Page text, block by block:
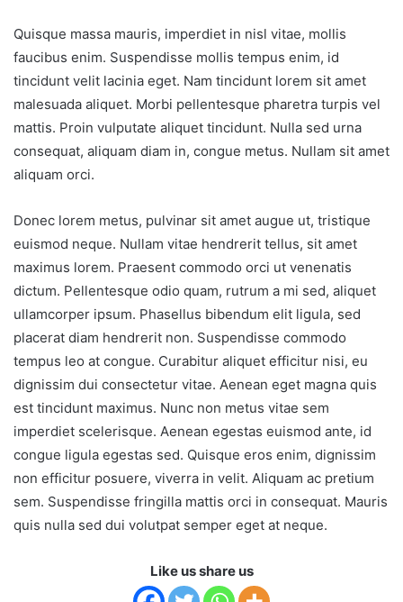
Quisque massa mauris, imperdiet in nisl vitae, mollis
faucibus enim. Suspendisse mollis tempus enim, id
tincidunt velit lacinia eget. Nam tincidunt lorem sit amet
malesuada aliquet. Morbi pellentesque pharetra turpis vel
mattis. Proin vulputate aliquet tincidunt. Nulla sed urna
consequat, aliquam diam in, congue metus. Nullam sit amet
aliquam orci.
Donec lorem metus, pulvinar sit amet augue ut, tristique
euismod neque. Nullam vitae hendrerit tellus, sit amet
maximus lorem. Praesent commodo orci ut venenatis
dictum. Pellentesque odio quam, rutrum a mi sed, aliquet
ullamcorper ipsum. Phasellus bibendum elit ligula, sed
placerat diam hendrerit non. Suspendisse commodo
tempus leo at congue. Curabitur aliquet efficitur nisi, eu
dignissim dui consectetur vitae. Aenean eget magna quis
est tincidunt maximus. Nunc non metus vitae sem
imperdiet scelerisque. Aenean egestas euismod ante, id
congue ligula egestas sed. Quisque eros enim, dignissim
non efficitur posuere, viverra in velit. Aliquam ac pretium
sem. Suspendisse fringilla mattis orci in consequat. Mauris
quis nulla sed dui volutpat semper eget at neque.
Like us share us